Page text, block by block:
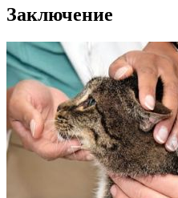
Заключение